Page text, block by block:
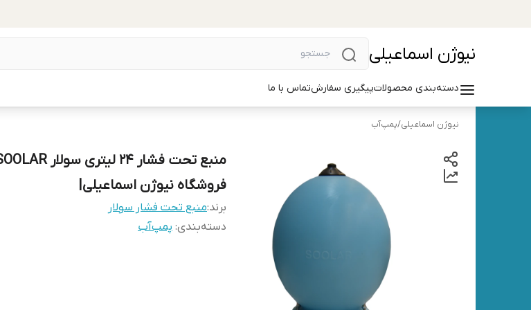
نیوژن اسماعیلی
دسته‌بندی محصولاتپیگیری سفارشتماس با ما
نیوژن اسماعیلی/پمپ‌آب
فروشگاه نیوژن اسماعیلی|
برند:منبع تحت فشار سولار
دسته‌بندی: پمپ‌آب